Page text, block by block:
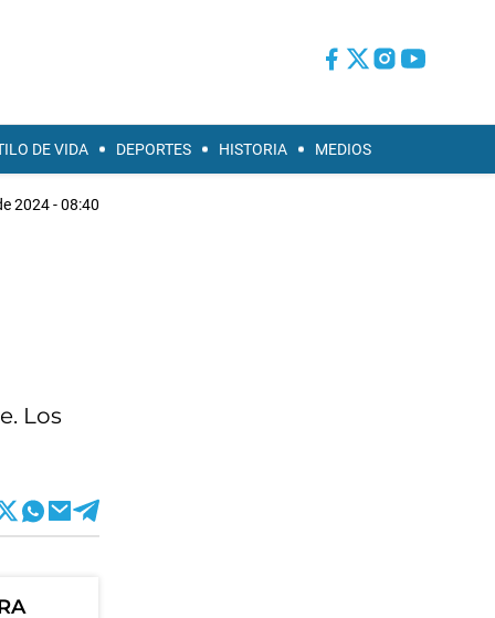
DE VIDA DEPORTES HISTORIA MEDIOS
2024 - 08:40
Los